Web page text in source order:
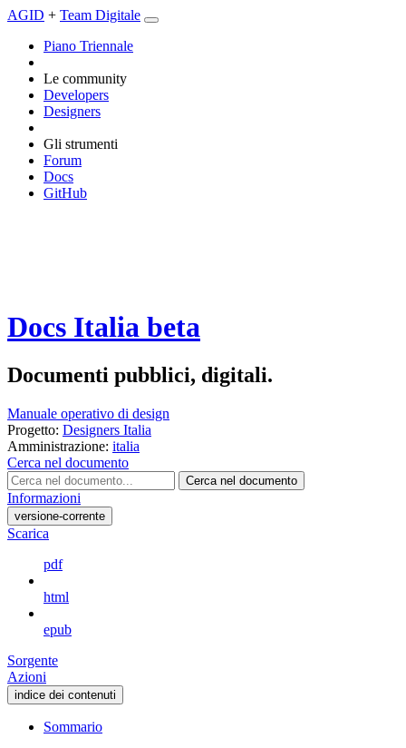
AGID + Team Digitale
Piano Triennale
Le community
Developers
Designers
Gli strumenti
Forum
Docs
GitHub
Docs Italia beta
Documenti pubblici, digitali.
Manuale operativo di design
Progetto: Designers Italia
Amministrazione: italia
Cerca nel documento
Cerca nel documento
Informazioni
versione-corrente
Scarica
pdf
html
epub
Sorgente
Azioni
indice dei contenuti
Sommario